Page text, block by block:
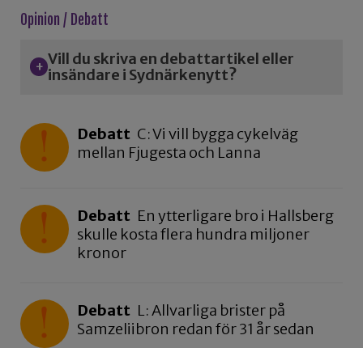
Opinion / Debatt
Vill du skriva en debattartikel eller
insändare i Sydnärkenytt?
Debatt C: Vi vill bygga cykelväg
mellan Fjugesta och Lanna
Debatt En ytterligare bro i Hallsberg
skulle kosta flera hundra miljoner
kronor
Debatt L: Allvarliga brister på
Samzeliibron redan för 31 år sedan